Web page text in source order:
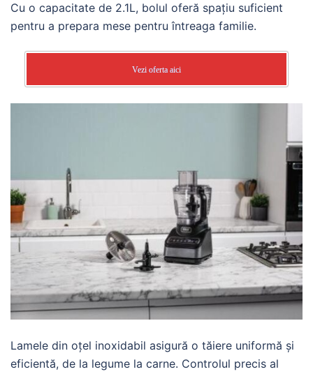
Cu o capacitate de 2.1L, bolul oferă spațiu suficient
pentru a prepara mese pentru întreaga familie.
Vezi oferta aici
Lamele din oțel inoxidabil asigură o tăiere uniformă și
eficientă, de la legume la carne. Controlul precis al